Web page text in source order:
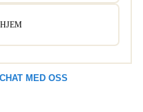
CHAT MED OSS